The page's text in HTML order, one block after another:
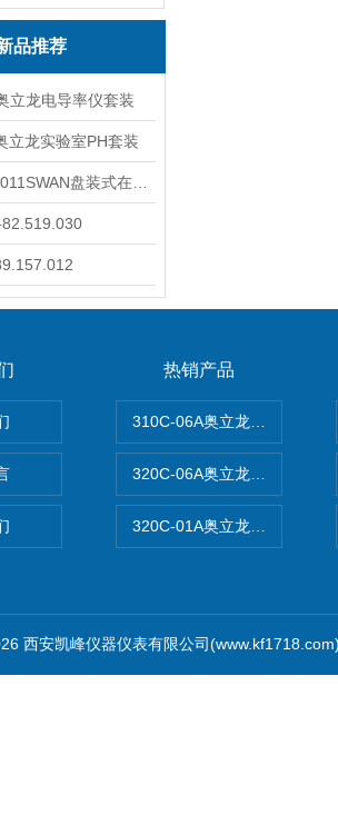
品推荐
立龙电导率仪套装
立龙实验室PH套装
热销产品
310C-06A奥立龙实验室台式
320C-06A奥立龙实验室便携
320C-01A奥立龙实验室便携
西安凯峰仪器仪表有限公司